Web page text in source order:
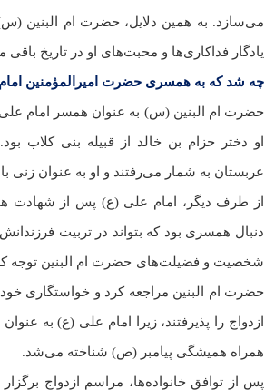
می‌سازد. به همین دلایل، حضرت ام البنین
یادگار فداکاری‌ها و محبت‌های او در تاریخ
چه شد که به همسری حضرت امیرالمؤمنین
حضرت ام البنین (س) به عنوان همسر امام علی
او دختر حزام بن خالد از قبیله بنی کلاب
عربستان به شمار می‌رفتند و او به عنوان زنی
از طرف دیگر، امام علی (ع) پس از شهادت
دنبال همسری بود که بتواند در تربیت
شخصیت و فضیلت‌های حضرت ام البنین توجه
حضرت ام البنین مراجعه کرد و خواستگاری خود
ازدواج را پذیرفتند، زیرا امام علی (ع) به
همراه همیشگی پیامبر (ص) شناخته می‌شد.
پس از توافق خانواده‌ها، مراسم ازدواج